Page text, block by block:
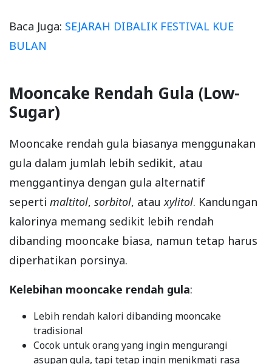
Baca Juga: SEJARAH DIBALIK FESTIVAL KUE
BULAN
Mooncake Rendah Gula (Low-
Sugar)
Mooncake rendah gula biasanya menggunakan
gula dalam jumlah lebih sedikit, atau
menggantinya dengan gula alternatif
seperti maltitol, sorbitol, atau xylitol. Kandungan
kalorinya memang sedikit lebih rendah
dibanding mooncake biasa, namun tetap harus
diperhatikan porsinya.
Kelebihan mooncake rendah gula:
Lebih rendah kalori dibanding mooncake
tradisional
Cocok untuk orang yang ingin mengurangi
asupan gula, tapi tetap ingin menikmati rasa